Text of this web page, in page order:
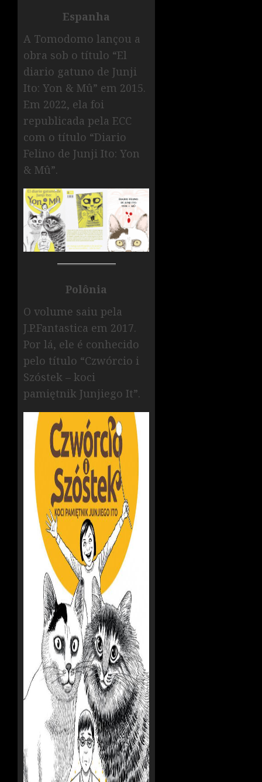
Espanha
A Tomodomo lançou a
obra sob o título “El
diario gatuno de Junji
Ito: Yon & Mû” em 2015.
Em 2022, ela foi
republicada pela ECC
com o título “Diario
Felino de Junji Ito: Yon
& Mû”.
Polônia
O volume saiu pela
J.P.Fantastica em 2017.
Por lá, ele é conhecido
pelo título “Czwórcio i
Szóstek – koci
pamiętnik Junjiego It”.